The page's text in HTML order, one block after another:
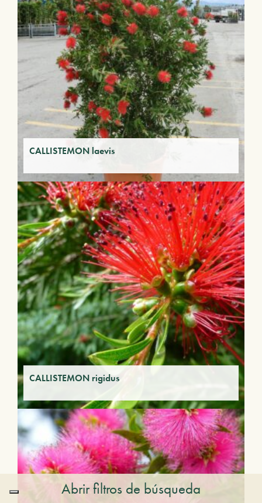
CALLISTEMON laevis
CALLISTEMON rigidus
Abrir filtros de búsqueda